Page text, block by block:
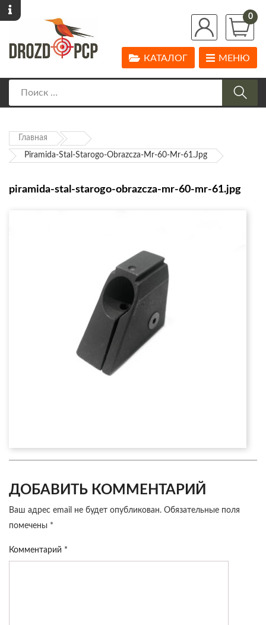
0
МЕНЮ
КАТАЛОГ
Главная
Piramida-Stal-Starogo-Obrazcza-Mr-60-Mr-61.jpg
piramida-stal-starogo-obrazcza-mr-60-mr-61.jpg
ДОБАВИТЬ КОММЕНТАРИЙ
Ваш адрес email не будет опубликован. Обязательные поля
помечены *
Комментарий *